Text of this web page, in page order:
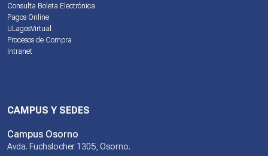
Consulta Boleta Electrónica
Pagos Online
ULagosVirtual
Procesos de Compra
Intranet
CAMPUS Y SEDES
Campus Osorno
Avda. Fuchslocher 1305, Osorno.